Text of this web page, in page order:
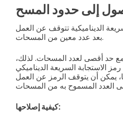
إلى حدود المسح
الديناميكية تتوقف عن العمل
بعد عدد معين من المسحات.
حد أقصى لعدد المسحات. لذلك،
الاستجابة السريعة الديناميكي
يمكن أن يتوقف الرمز عن العمل
كيفية إصلاحها: